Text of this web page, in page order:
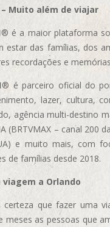
Muito além de viajar
® é a maior plataforma
estar das famílias, dos
recordações e
® é parceiro oficial do
lazer, cultura,
agência multi-destino
(BRTVMAX – canal 200
e muito mais, com
de famílias desde 2018.
viagem a Orlando
certeza que fazer uma
meses as pessoas que